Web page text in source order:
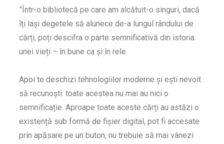
”Într-o bibliotecă pe care am alcătuit-o singuri, dacă
îți lași degetele să alunece de-a lungul rândului de
cărți, poți descifra o parte semnificativă din istoria
unei vieți – în bune ca și în rele.
Apoi te deschizi tehnologiilor moderne și ești nevoit
să recunoști: toate acestea nu mai au nici o
semnificație. Aproape toate aceste cărți au astăzi o
existență sub formă de fișier digital, pot fi accesate
prin apăsare pe un buton, nu trebuie să mai vânezi